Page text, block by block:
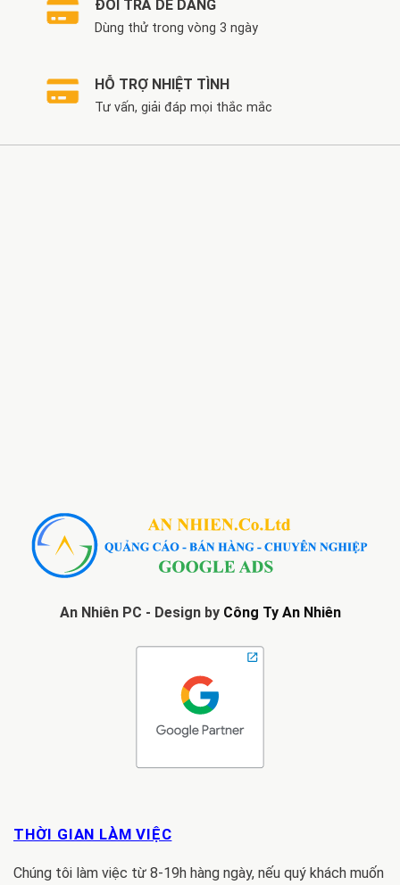
ĐỔI TRẢ DỄ DÀNG
Dùng thử trong vòng 3 ngày
HỖ TRỢ NHIỆT TÌNH
Tư vấn, giải đáp mọi thắc mắc
An Nhiên PC - Design by Công Ty An Nhiên
THỜI GIAN LÀM VIỆC
Chúng tôi làm việc từ 8-19h hàng ngày, nếu quý khách muốn